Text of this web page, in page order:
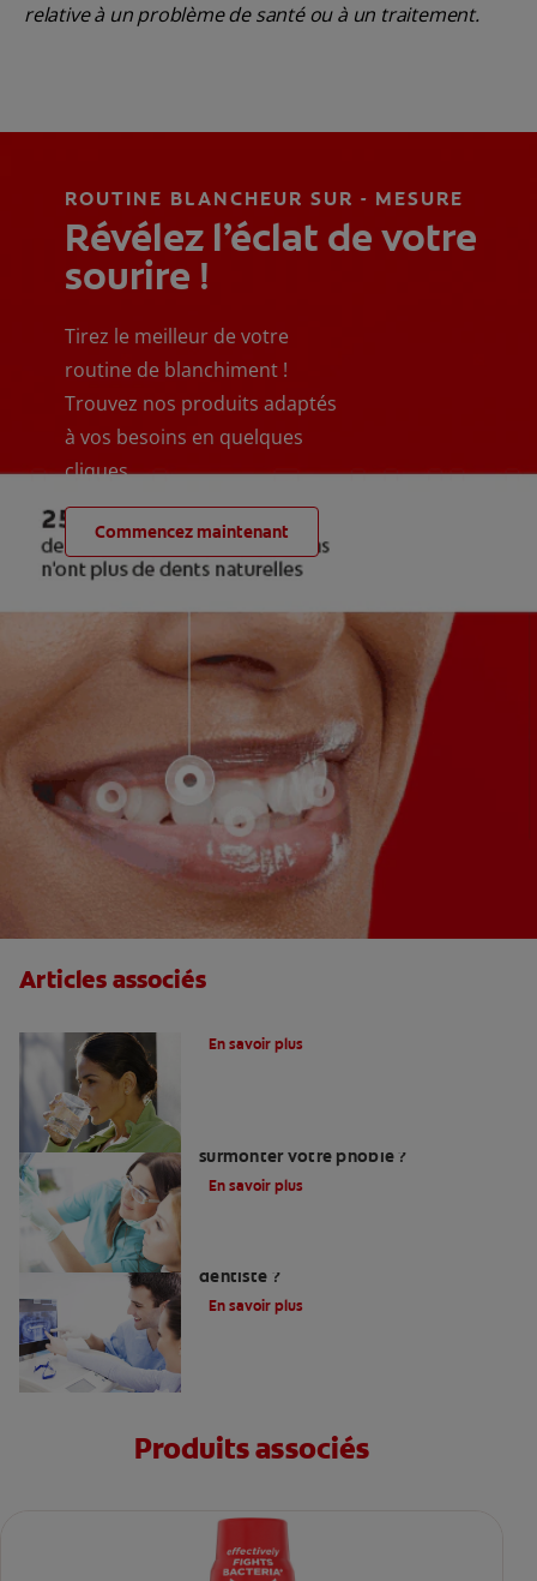
relative à un problème de santé ou à un traitement.
ROUTINE BLANCHEUR SUR - MESURE
Révélez l’éclat de votre
sourire !
Tirez le meilleur de votre
routine de blanchiment !
Trouvez nos produits adaptés
à vos besoins en quelques
cliques
Commencez maintenant
Articles associés
En savoir plus
surmonter votre phobie ?
En savoir plus
dentiste ?
En savoir plus
Produits associés